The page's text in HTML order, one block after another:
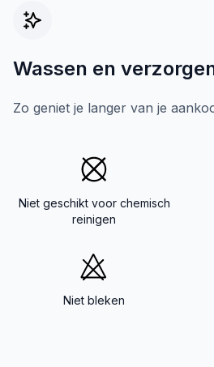
Wassen en
Zo geniet je langer van je
Niet geschikt voor chemisch
reinigen
Niet bleken